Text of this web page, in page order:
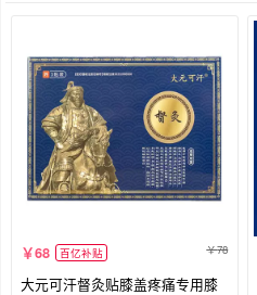
68 百亿补贴 78
大元可汗督灸贴膝盖疼痛专用膝